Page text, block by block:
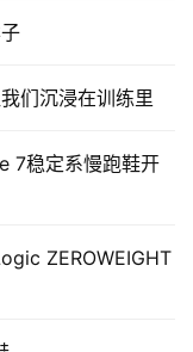
们沉浸在训练里
7稳定系慢跑鞋开
ZEROWEIGHT